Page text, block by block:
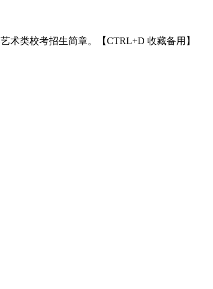
术类校考招生简章。【CTRL+D 收藏备用】